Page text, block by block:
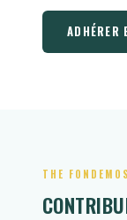
THE